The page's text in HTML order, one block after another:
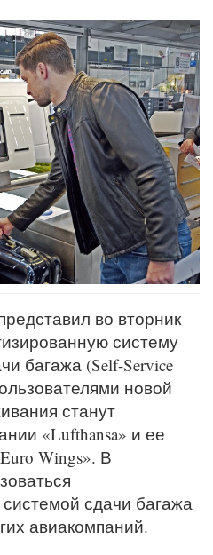
во вторник
систему
багажа (Self-Service
новой
станут
«Lufthansa» и ее
Wings». В
сдачи багажа
авиакомпаний.